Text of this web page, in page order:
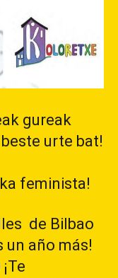
gureak
urte bat!
feminista!
de Bilbao
un año más!